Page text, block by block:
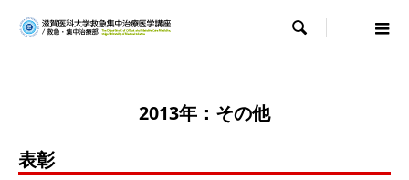

2013年：その他
表彰